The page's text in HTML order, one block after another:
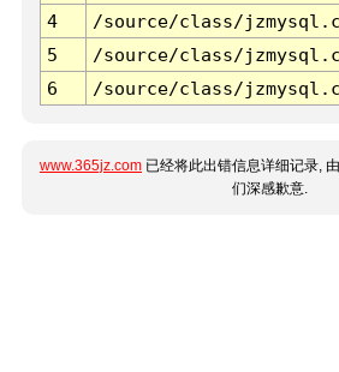
4
/source/class/
5
/source/class/
6
/source/class/
www.365jz.com 已经将此出错信息详细记录,
们深感歉意.